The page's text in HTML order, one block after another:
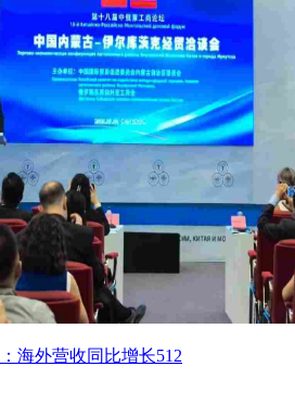
海外营收同比增长512